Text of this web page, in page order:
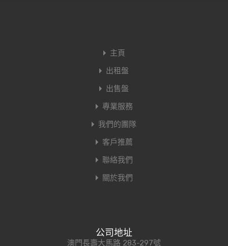
主頁
出租盤
出售盤
專業服務
我們的團隊
客戶推薦
聯絡我們
關於我們
公司地址
澳門長壽大馬路 283-297號